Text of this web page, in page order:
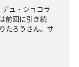
ュ・ショコラ
前回に引き続
たろうさん。サ